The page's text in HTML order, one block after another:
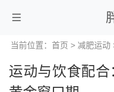
当前位置： 首页 > 减肥运动
运动与饮食配